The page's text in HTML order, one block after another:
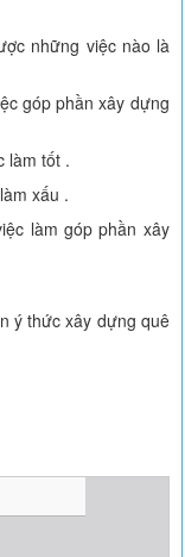
những việc nào là
góp phần xây dựng
làm tốt .
xấu .
làm góp phần xây
ý thức xây dựng quê